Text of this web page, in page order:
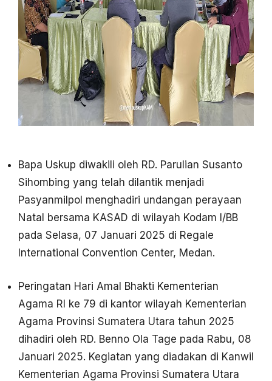
Bapa Uskup diwakili oleh RD. Parulian Susanto
Sihombing yang telah dilantik menjadi
Pasyanmilpol menghadiri undangan perayaan
Natal bersama KASAD di wilayah Kodam I/BB
pada Selasa, 07 Januari 2025 di Regale
International Convention Center, Medan.
Peringatan Hari Amal Bhakti Kementerian
Agama RI ke 79 di kantor wilayah Kementerian
Agama Provinsi Sumatera Utara tahun 2025
dihadiri oleh RD. Benno Ola Tage pada Rabu, 08
Januari 2025. Kegiatan yang diadakan di Kanwil
Kementerian Agama Provinsi Sumatera Utara